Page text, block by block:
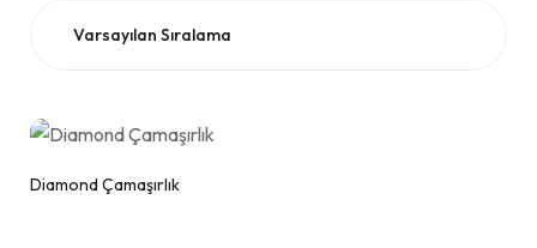
Diamond Çamaşırlık